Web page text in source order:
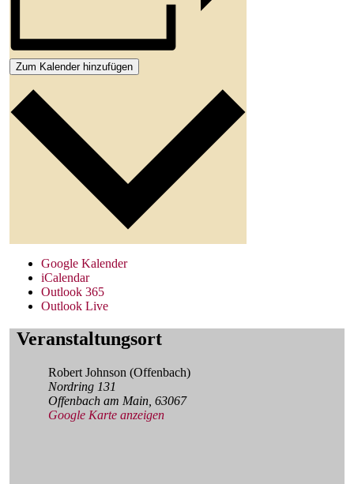
Zum Kalender hinzufügen
Google Kalender
iCalendar
Outlook 365
Outlook Live
Veranstaltungsort
Robert Johnson (Offenbach)
Nordring 131
Offenbach am Main, 63067
Google Karte anzeigen